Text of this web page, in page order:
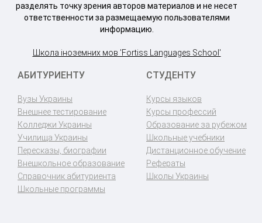
разделять точку зрения авторов материалов и не несет
ответственности за размещаемую пользователями
информацию.
Школа іноземних мов 'Fortiss Languages School'
АБИТУРИЕНТУ
Вузы Украины
Внешнее тестирование
Колледжи Украины
Училища Украины
Пересказы, биографии
Внешкольное образование
Справочник абитуриента
Школьные программы
СТУДЕНТУ
Курсы языков
Курсы профессий
Образование за рубежом
Школьные учебники
Дистанционное обучение
Рефераты
Школы Украины